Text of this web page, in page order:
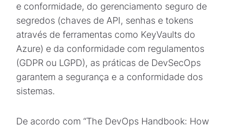
e conformidade, do gerenciamento seguro de
segredos (chaves de API, senhas e tokens
através de ferramentas como KeyVaults do
Azure) e da conformidade com regulamentos
(GDPR ou LGPD), as práticas de DevSecOps
garantem a segurança e a conformidade dos
sistemas.
De acordo com “The DevOps Handbook: How